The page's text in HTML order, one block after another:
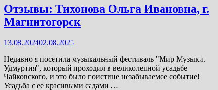
Александровна,
г.
Самара
Отзывы: Тихонова Ольга Ивановна, г.
Магнитогорск
13.08.202402.08.2025
Недавно я посетила музыкальный фестиваль "Мир Музыки.
Удмуртия", который проходил в великолепной усадьбе
Чайковского, и это было поистине незабываемое событие!
Усадьба с ее красивыми садами …